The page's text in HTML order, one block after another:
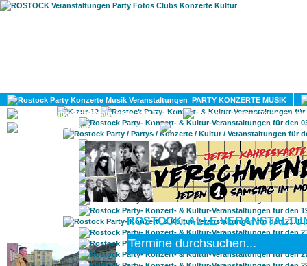
PARTY KONZERTE MUSIK
KULTUR
GAY
ROSTOCK TAGESTIPP
ROSTOCK: ALLE